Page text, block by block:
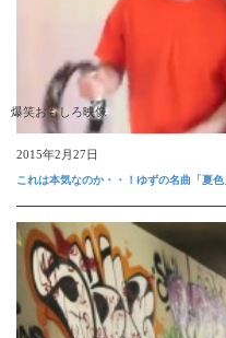
爆笑おもしろ映像
2015年2月27日
これは本気なのか・・！ゆずの名曲「夏